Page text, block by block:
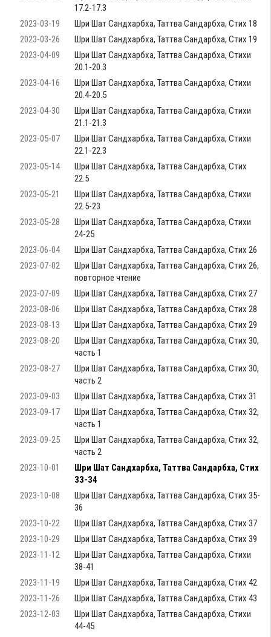
17.2-17.3
2023-03-19
Шри Шат Сандхарбха, Таттва Сандарбха, Стих 18
2023-03-26
Шри Шат Сандхарбха, Таттва Сандарбха, Стих 19
2023-04-09
Шри Шат Сандхарбха, Таттва Сандарбха, Стихи
20.1-20.3
2023-04-16
Шри Шат Сандхарбха, Таттва Сандарбха, Стихи
20.4-20.5
2023-04-30
Шри Шат Сандхарбха, Таттва Сандарбха, Стихи
21.1-21.3
2023-05-07
Шри Шат Сандхарбха, Таттва Сандарбха, Стихи
22.1-22.3
2023-05-14
Шри Шат Сандхарбха, Таттва Сандарбха, Стих
22.5
2023-05-21
Шри Шат Сандхарбха, Таттва Сандарбха, Стихи
22.5-23
2023-05-28
Шри Шат Сандхарбха, Таттва Сандарбха, Стихи
24-25
2023-06-04
Шри Шат Сандхарбха, Таттва Сандарбха, Стих 26
2023-07-02
Шри Шат Сандхарбха, Таттва Сандарбха, Стих 26,
повторное чтение
2023-07-09
Шри Шат Сандхарбха, Таттва Сандарбха, Стих 27
2023-08-06
Шри Шат Сандхарбха, Таттва Сандарбха, Стих 28
2023-08-13
Шри Шат Сандхарбха, Таттва Сандарбха, Стих 29
2023-08-20
Шри Шат Сандхарбха, Таттва Сандарбха, Стих 30,
часть 1
2023-08-27
Шри Шат Сандхарбха, Таттва Сандарбха, Стих 30,
часть 2
2023-09-03
Шри Шат Сандхарбха, Таттва Сандарбха, Стих 31
2023-09-17
Шри Шат Сандхарбха, Таттва Сандарбха, Стих 32,
часть 1
2023-09-25
Шри Шат Сандхарбха, Таттва Сандарбха, Стих 32,
часть 2
2023-10-01
Шри Шат Сандхарбха, Таттва Сандарбха, Стих
33-34
2023-10-08
Шри Шат Сандхарбха, Таттва Сандарбха, Стих 35-
36
2023-10-22
Шри Шат Сандхарбха, Таттва Сандарбха, Стих 37
2023-10-29
Шри Шат Сандхарбха, Таттва Сандарбха, Стих 39
2023-11-12
Шри Шат Сандхарбха, Таттва Сандарбха, Стихи
38-41
2023-11-19
Шри Шат Сандхарбха, Таттва Сандарбха, Стих 42
2023-11-26
Шри Шат Сандхарбха, Таттва Сандарбха, Стих 43
2023-12-03
Шри Шат Сандхарбха, Таттва Сандарбха, Стихи
44-45